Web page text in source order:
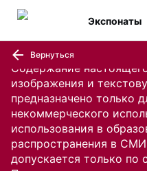
Содержание
изображения и
предназначено только
некоммерческого
использования в
распространения в
допускается только по
Экспонаты
Вернуться